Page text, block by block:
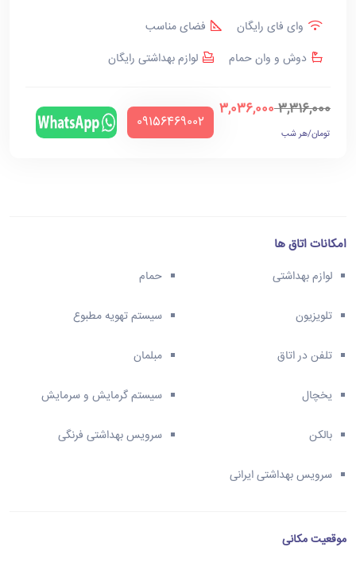
وای فای رایگان
فضای مناسب
دوش و وان حمام
لوازم بهداشتی رایگان
3,316,000
3,036,000
تومان/هر شب
‪09156469002‬
امکانات اتاق ها
لوازم بهداشتی حمام
تلویزیون سیستم تهویه مطبوع
تلفن در اتاق مبلمان
یخچال سیستم گرمایش و سرمایش
بالکن سرویس بهداشتی فرنگی
سرویس بهداشتی ایرانی
موقعیت مکانی